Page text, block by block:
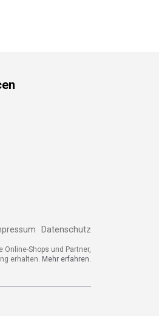
n
Datenschutz
Shops und Partner,
erhalten.
Mehr erfahren.